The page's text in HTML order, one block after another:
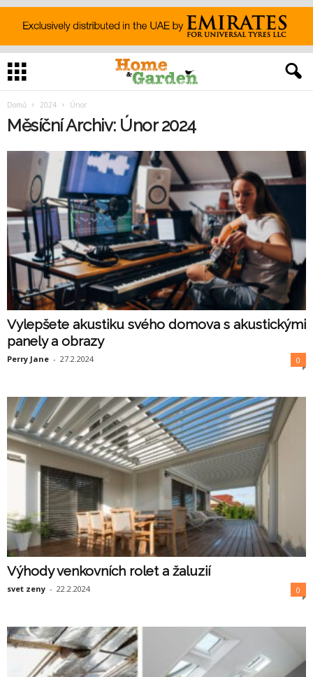
Domů 2024 Únor
Měsíční Archiv: Únor 2024
Vylepšete akustiku svého domova s akustickými
panely a obrazy
Perry Jane - 27.2.2024 0
Výhody venkovních rolet a žaluzií
svet zeny - 22.2.2024 0